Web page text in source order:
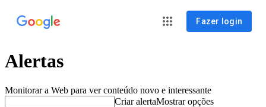
Fazer login
Alertas
Monitorar a Web para ver conteúdo novo e interessante
Criar alertaMostrar opções